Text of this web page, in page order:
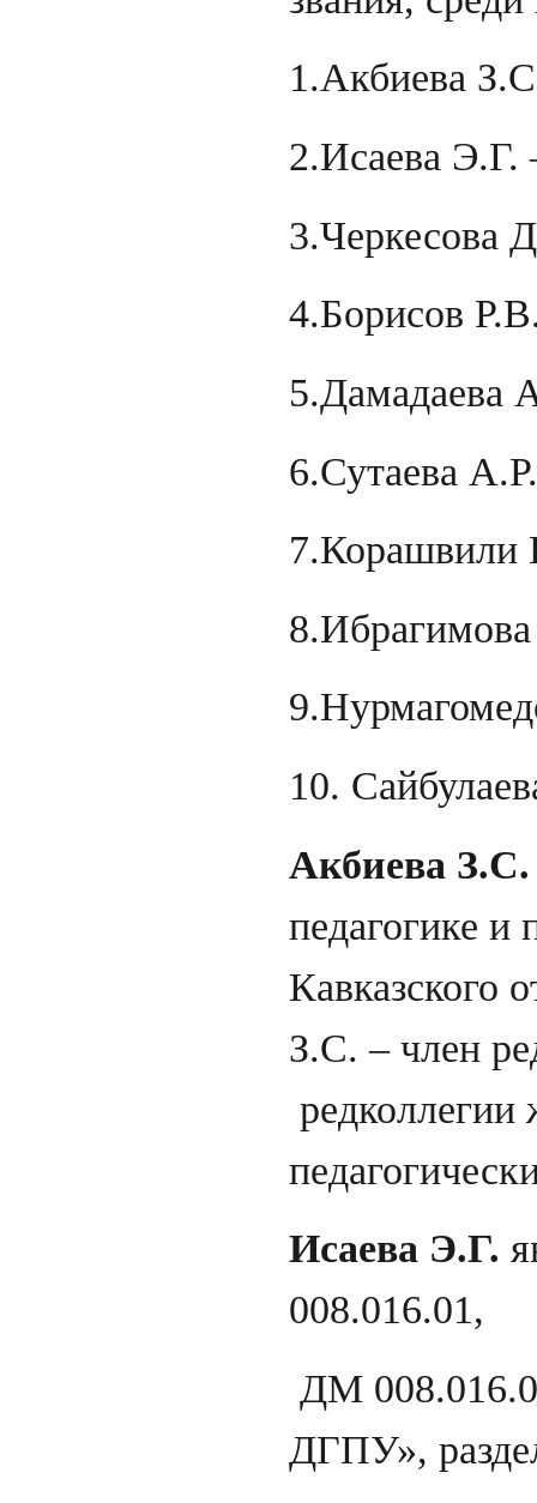
1.Акбиева
2.Исаева Э.Г.
3.Черкесова
4.Борисов
5.Дамадаева
6.Сутаева
7.Корашвили
10.
Акбиева З.С.
педагогике
Кавказского
З.С. – член
Исаева Э.Г.
008.016.01,
ДМ
ДГПУ»,